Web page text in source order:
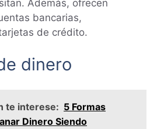
Además, ofrecen
bancarias,
de crédito.
dinero
te interese: 5 Formas
Dinero Siendo